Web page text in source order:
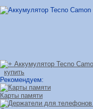
купить
Рекомендуем:
Карты памяти